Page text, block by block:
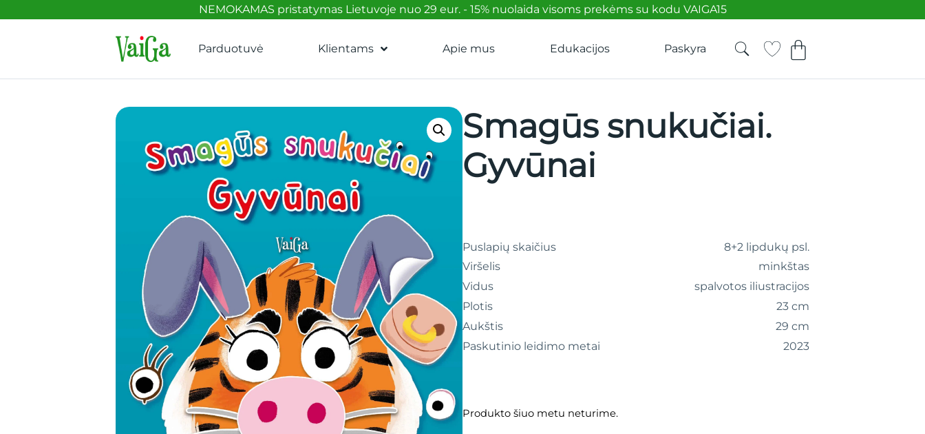
NEMOKAMAS pristatymas Lietuvoje nuo 29 eur. - 15% nuolaida visoms prekėms su kodu VAIGA15
Parduotuvė Klientams Apie mus Edukacijos Paskyra
Smagūs snukučiai.
Gyvūnai
Puslapių skaičius
8+2 lipdukų psl.
Viršelis
minkštas
Vidus
spalvotos iliustracijos
Plotis
23 cm
Aukštis
29 cm
Paskutinio leidimo metai
2023
Produkto šiuo metu neturime.